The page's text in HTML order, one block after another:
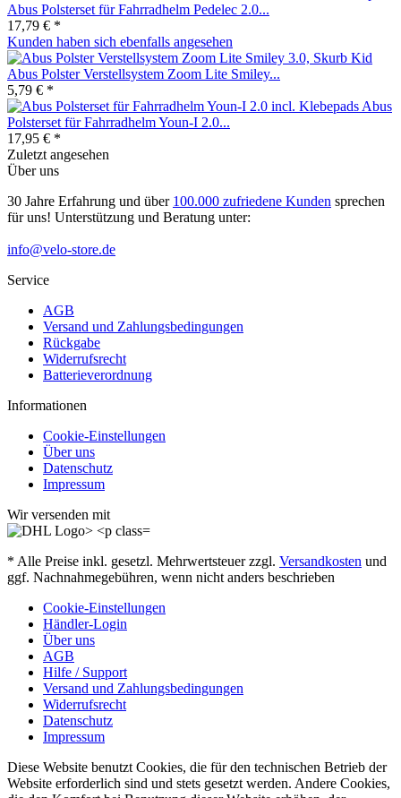
Abus Polsterset für Fahrradhelm Pedelec 2.0...
17,79 € *
Kunden haben sich ebenfalls angesehen
Abus Polster Verstellsystem Zoom Lite Smiley...
5,79 € *
Abus
Polsterset für Fahrradhelm Youn-I 2.0...
17,95 € *
Zuletzt angesehen
Über uns
30 Jahre Erfahrung und über 100.000 zufriedene Kunden sprechen
für uns! Unterstützung und Beratung unter:
info@velo-store.de
Service
AGB
Versand und Zahlungsbedingungen
Rückgabe
Widerrufsrecht
Batterieverordnung
Informationen
Cookie-Einstellungen
Über uns
Datenschutz
Impressum
Wir versenden mit
* Alle Preise inkl. gesetzl. Mehrwertsteuer zzgl. Versandkosten und
ggf. Nachnahmegebühren, wenn nicht anders beschrieben
Cookie-Einstellungen
Händler-Login
Über uns
AGB
Hilfe / Support
Versand und Zahlungsbedingungen
Widerrufsrecht
Datenschutz
Impressum
Diese Website benutzt Cookies, die für den technischen Betrieb der
Website erforderlich sind und stets gesetzt werden. Andere Cookies,